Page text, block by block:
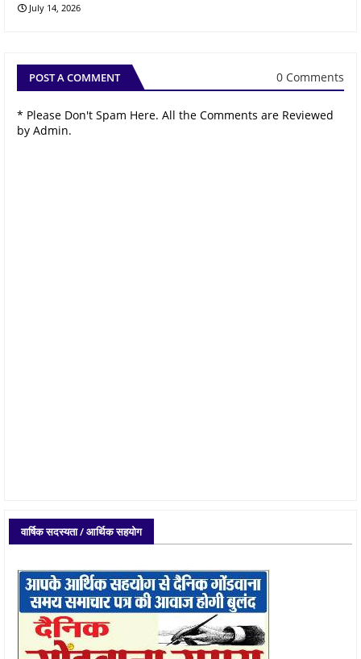
July 14, 2026
POST A COMMENT 0 Comments
* Please Don't Spam Here. All the Comments are Reviewed
by Admin.
वार्षिक सदस्यता / आर्थिक सहयोग